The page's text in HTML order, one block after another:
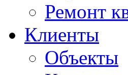
Ремонт
Клиенты
Объекты